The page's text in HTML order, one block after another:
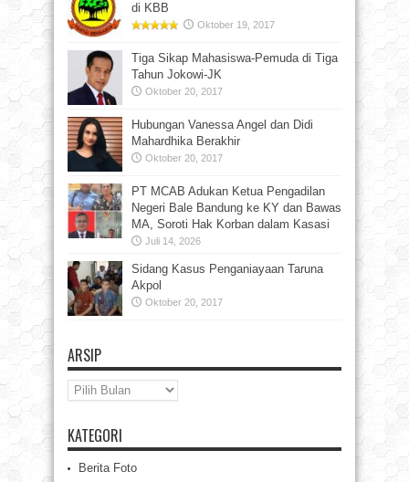
di KBB
Oktober 19, 2017
Tiga Sikap Mahasiswa-Pemuda di Tiga
Tahun Jokowi-JK
Oktober 20, 2017
Hubungan Vanessa Angel dan Didi
Mahardhika Berakhir
Oktober 20, 2017
PT MCAB Adukan Ketua Pengadilan
Negeri Bale Bandung ke KY dan Bawas
MA, Soroti Hak Korban dalam Kasasi
Juli 14, 2026
Sidang Kasus Penganiayaan Taruna
Akpol
Oktober 20, 2017
ARSIP
Arsip
KATEGORI
Berita Foto